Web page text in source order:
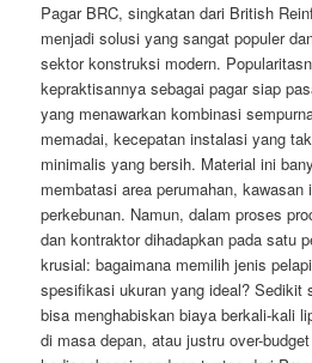
Pagar BRC, singkatan dari British
menjadi solusi yang sangat populer
sektor konstruksi modern.
kepraktisannya sebagai pagar siap
yang menawarkan kombinasi
memadai, kecepatan instalasi yang
minimalis yang bersih. Material ini
membatasi area perumahan, kawasan
perkebunan. Namun, dalam proses
dan kontraktor dihadapkan pada satu
krusial: bagaimana memilih jenis
spesifikasi ukuran yang ideal? Sedikit
bisa menghabiskan biaya berkali-kali
di masa depan, atau justru over-